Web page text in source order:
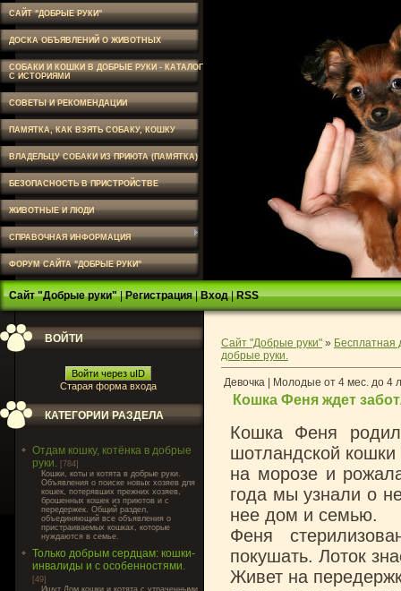
САЙТ "ДОБРЫЕ РУКИ"
ДОСКА ОБЪЯВЛЕНИЙ О ЖИВОТНЫХ
СОБАКИ И КОШКИ В ДОБРЫЕ РУКИ - КАТАЛОГ
С ИСТОРИЯМИ
СОВЕТЫ И РЕКОМЕНДАЦИИ
ПАМЯТКА, КАК ВЗЯТЬ СОБАКУ, КОШКУ
ВЛАДЕЛЬЦУ СОБАКИ ИЗ ПРИЮТА (ПАМЯТКА)
БЕЗОПАСНОСТЬ В ПРИСТРОЙСТВЕ
ЖИВОТНЫЕ И ЛЮДИ
СПРАВОЧНАЯ ИНФОРМАЦИЯ
ФОРУМ САЙТА "ДОБРЫЕ РУКИ"
Сайт "Добрые руки"|Регистрация|Вход|RSS
ВОЙТИ
Войти через uID
Старая форма входа
КАТЕГОРИИ РАЗДЕЛА
Отдам кошку, котёнка в добрые
руки. [784]
Кошки, коты и котята в добрые руки.
Объявления о поиске новых хозяев для
кошек, потерявших прежних хозяев,
брошенных кошек из приютов и с
передержек. Общий раздел,
объединяющий все объявления о
пристраиваемых кошках, которые
нуждаются в семье.
Только добрым сердцам: кошки-
инвалиды и с особенностями.
[49]
Ищут Дом кошки и котята с утраченными
Сайт "Добрые руки" » Бесплатная
добрые руки.
Девочка | Молодые от 4 мес. до 4
Кошка Феня ждет
Кошка Феня
шотландской кошки
на морозе и
года мы узнали о
нее дом и семью.
Феня
покушать. Лоток
Живет на